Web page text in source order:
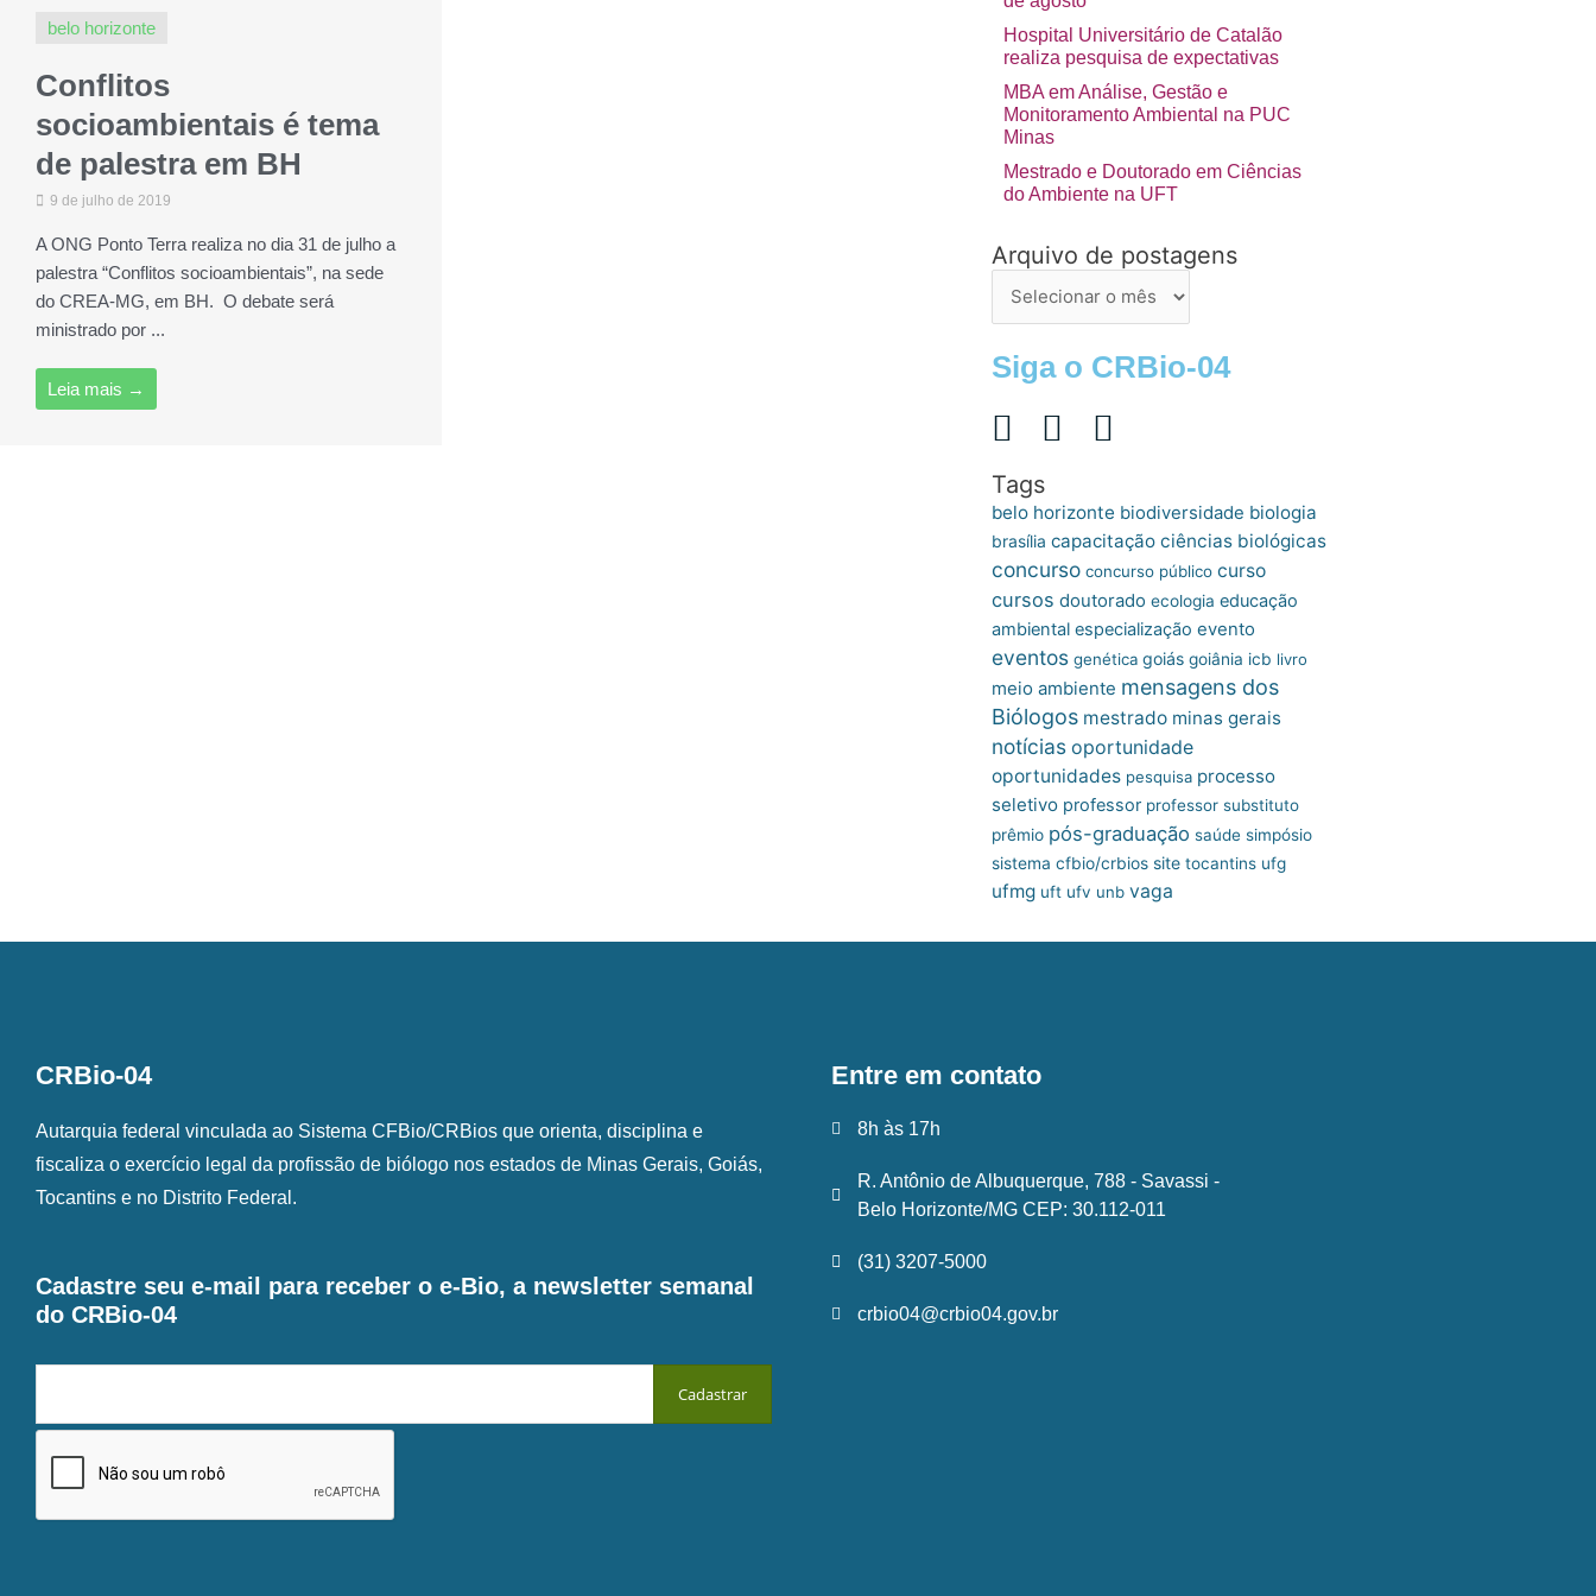
belo horizonte
Conflitos
socioambientais é tema
de palestra em BH
9 de julho de 2019
A ONG Ponto Terra realiza no dia 31 de julho a
palestra “Conflitos socioambientais”, na sede
do CREA-MG, em BH. O debate será
ministrado por ...
Leia mais →
Hospital Universitário de Catalão
realiza pesquisa de expectativas
MBA em Análise, Gestão e
Monitoramento Ambiental na PUC
Minas
Mestrado e Doutorado em Ciências
do Ambiente na UFT
Arquivo de postagens
Arquivo
postagens
Siga o CRBio-04
Tags
belo horizonte biodiversidade biologia
brasília capacitação ciências biológicas
concurso concurso público curso
cursos doutorado ecologia educação
ambiental especialização evento
eventos genética goiás goiânia icb livro
meio ambiente mensagens dos
Biólogos mestrado minas gerais
notícias oportunidade
oportunidades pesquisa processo
seletivo professor professor substituto
prêmio pós-graduação saúde simpósio
sistema cfbio/crbios site tocantins ufg
ufmg uft ufv unb vaga
CRBio-04
Autarquia federal vinculada ao Sistema CFBio/CRBios que orienta, disciplina e
fiscaliza o exercício legal da profissão de biólogo nos estados de Minas Gerais, Goiás,
Tocantins e no Distrito Federal.
Cadastre seu e-mail para receber o e-Bio, a newsletter semanal
do CRBio-04
Entre em contato
8h às 17h
R. Antônio de Albuquerque, 788 - Savassi -
Belo Horizonte/MG CEP: 30.112-011
(31) 3207-5000
crbio04@crbio04.gov.br